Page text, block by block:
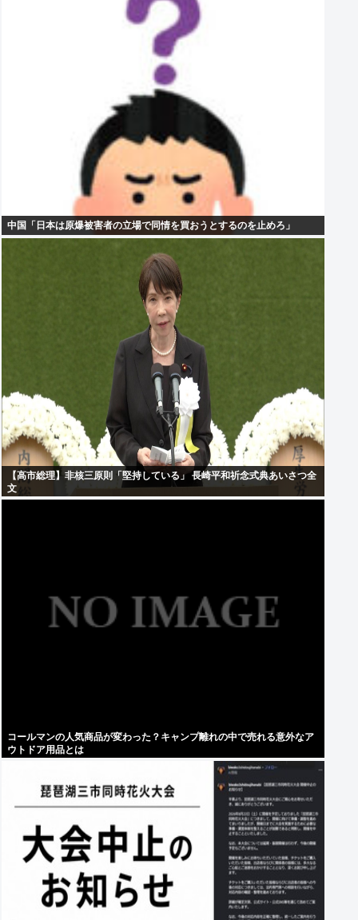
中国「日本は原爆被害者の立場で同情を買おうとするのを止めろ」
【高市総理】非核三原則「堅持している」 長崎平和祈念式典あいさつ全
文
コールマンの人気商品が変わった？キャンプ離れの中で売れる意外なア
ウトドア用品とは